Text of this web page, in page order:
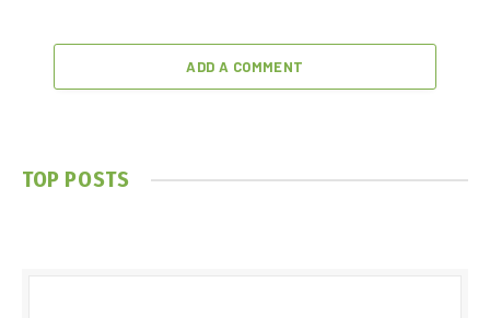
ADD A COMMENT
TOP POSTS